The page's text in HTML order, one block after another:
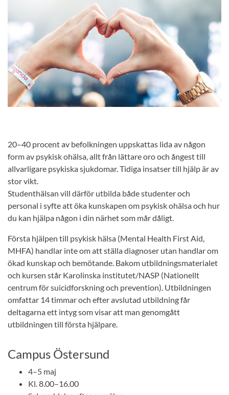
20–40 procent av befolkningen uppskattas lida av någon
form av psykisk ohälsa, allt från lättare oro och ångest till
allvarligare psykiska sjukdomar. Tidiga insatser till hjälp är av
stor vikt.
Studenthälsan vill därför utbilda både studenter och
personal i syfte att öka kunskapen om psykisk ohälsa och hur
du kan hjälpa någon i din närhet som mår dåligt.
Första hjälpen till psykisk hälsa (Mental Health First Aid,
MHFA) handlar inte om att ställa diagnoser utan handlar om
ökad kunskap och bemötande. Bakom utbildningsmaterialet
och kursen står Karolinska institutet/NASP (Nationellt
centrum för suicidforskning och prevention). Utbildningen
omfattar 14 timmar och efter avslutad utbildning får
deltagarna ett intyg som visar att man genomgått
utbildningen till första hjälpare.
Campus Östersund
4–5 maj
Kl. 8.00–16.00